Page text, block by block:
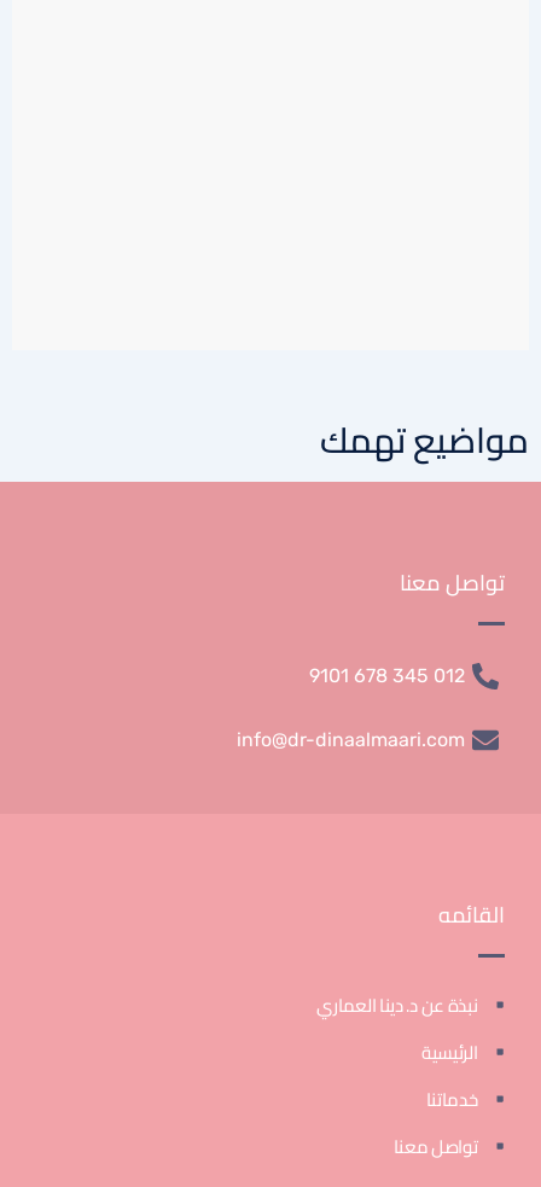
مواضيع تهمك
تواصل معنا
012 345 678 9101
info@dr-dinaalmaari.com
القائمه
نبذة عن د. دينا العماري
الرئيسية
خدماتنا
تواصل معنا